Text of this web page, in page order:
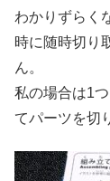
わかりずらく
時に随時切り
ん。
私の場合は1
てパーツを切